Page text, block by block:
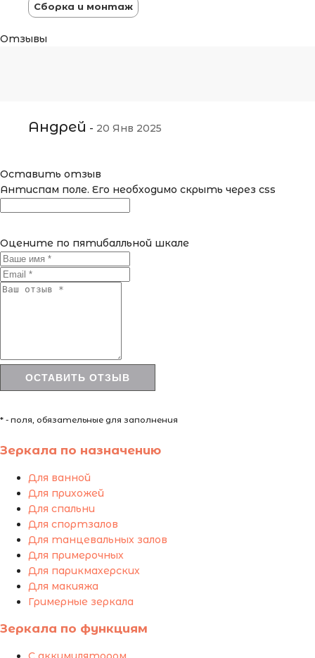
Сборка и монтаж
Отзывы
Андрей - 20 Янв 2025
Оставить отзыв
Антиспам поле. Его необходимо скрыть через css
Оцените по пятибалльной шкале
* - поля, обязательные для заполнения
Зеркала по назначению
Для ванной
Для прихожей
Для спальни
Для спортзалов
Для танцевальных залов
Для примерочных
Для парикмахерских
Для макияжа
Гримерные зеркала
Зеркала по функциям